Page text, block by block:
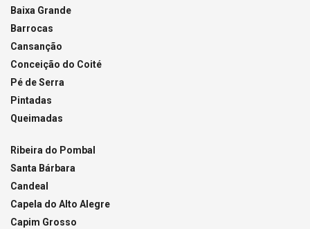
Baixa Grande
Barrocas
Cansanção
Conceição do Coité
Pé de Serra
Pintadas
Queimadas
Ribeira do Pombal
Santa Bárbara
Candeal
Capela do Alto Alegre
Capim Grosso